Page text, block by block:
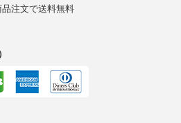
注文で送料無料